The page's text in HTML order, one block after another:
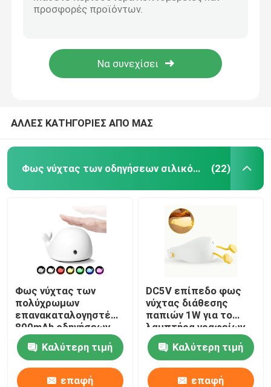
Φως νύχτας επαγωγής
Φως νύχτας προβολέων γαλαξιών
Λάμπες φωτός νύχτας φλογών τρεμουλιασμάτων
οδηγημένος λαμπτήρας γραφείων
Κρυστάλλινο επιτραπέζιο φωτιστικό
Φως νυκτός ασύρματης φόρτισης
Λαμπτήρας τοίχων οδηγήσεων
ΑΛΛΕΣ ΚΑΤΗΓΟΡΙΕΣ ΑΠΟ ΜΑΣ
Φως νύχτας των οδηγήσεων σιλικόνης (22)
Φως νύχτας των
πολύχρωμων
επανακαταλογηστέων
800mAh οδηγήσεων
σιλικόνης για το
διακοσμητικό
δωμάτιο
Καλύτερη τιμή
επαφή
DC5V επίπεδο φως
νύχτας διάθεσης
παπιών 1W για το
λαμπτήρα γραφείων
πλευρών
Καλύτερη τιμή
επαφή